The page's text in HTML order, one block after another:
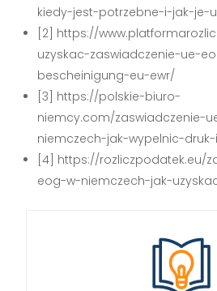
kiedy-jest-potrzebne-i-jak-je-
[2] https://
uzyskac-zaswiadczenie-ue-
bescheinigung-eu-ewr/
[3] https://polskie-biuro-
niemcy.com/zaswiadczenie-
niemczech-jak-wypelnic-
[4] https://rozliczpodatek.eu/
eog-w-niemczech-jak-